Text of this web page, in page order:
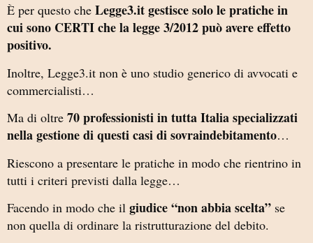
È per questo che Legge3.it gestisce solo le pratiche in
cui sono CERTI che la legge 3/2012 può avere effetto
positivo.
Inoltre, Legge3.it non è uno studio generico di avvocati e
commercialisti…
Ma di oltre 70 professionisti in tutta Italia specializzati
nella gestione di questi casi di sovraindebitamento…
Riescono a presentare le pratiche in modo che rientrino in
tutti i criteri previsti dalla legge…
Facendo in modo che il giudice “non abbia scelta” se
non quella di ordinare la ristrutturazione del debito.